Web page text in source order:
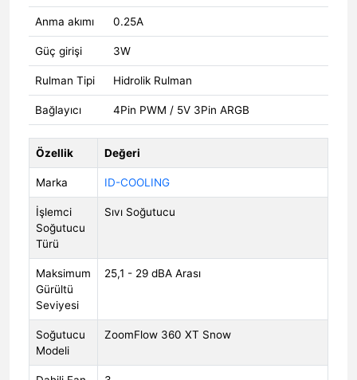
Anma akımı 0.25A
Güç girişi 3W
Rulman Tipi Hidrolik Rulman
Bağlayıcı 4Pin PWM / 5V 3Pin ARGB
Özellik Değeri
Marka ID-COOLING
İşlemci
Soğutucu
Türü
Sıvı Soğutucu
Maksimum
Gürültü
Seviyesi
25,1 - 29 dBA Arası
Soğutucu
Modeli
ZoomFlow 360 XT Snow